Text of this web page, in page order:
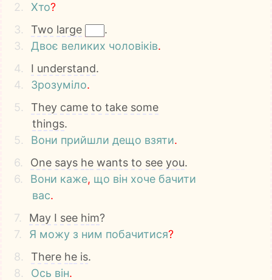
2.
Хто?
3.
Two large
.
3.
Двоє великих чоловіків.
4.
I understand.
4.
Зрозуміло.
5.
They came to take some
things.
5.
Вони прийшли дещо взяти.
6.
One says he wants to see you.
6.
Вони каже, що він хоче бачити
вас.
7.
May I see him?
7.
Я можу з ним побачитися?
8.
There he is.
8.
Ось він.